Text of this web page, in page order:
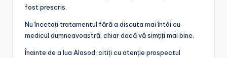
fost prescris.
Nu încetați tratamentul fără a discuta mai întâi cu
medicul dumneavoastră, chiar dacă vă simțiți mai bine.
Înainte de a lua Alasod, citiți cu atenție prospectul